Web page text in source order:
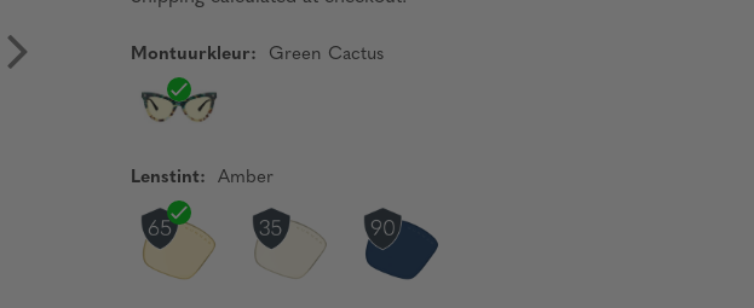
Montuurkleur: Green Cactus
Lenstint: Amber